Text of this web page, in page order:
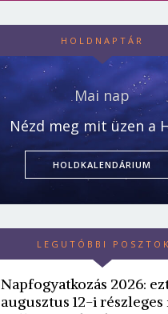
HOLDNAPTÁR
Mai nap
Nézd meg mit üzen a
HOLDKALENDÁRIUM
LEGUTÓBBI POSZTOK
Napfogyatkozás 2026:
augusztus 12-i részleges